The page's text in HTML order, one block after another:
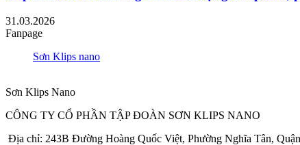
31.03.2026
Fanpage
Sơn Klips nano
Sơn Klips Nano
CÔNG TY CỔ PHẦN TẬP ĐOÀN SƠN KLIPS NANO
Địa chỉ: 243B Đường Hoàng Quốc Việt, Phường Nghĩa Tân,